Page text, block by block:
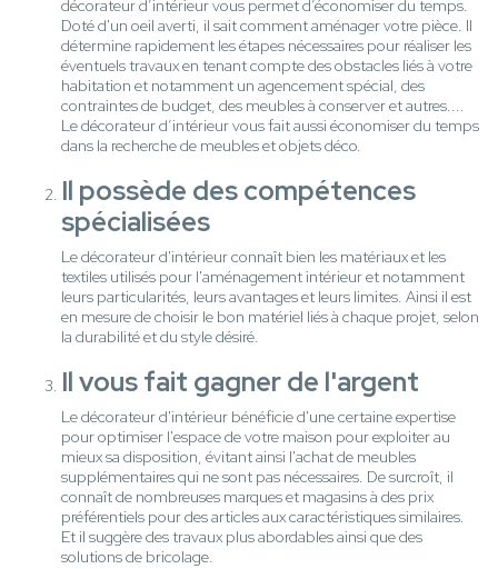
décorateur d’intérieur vous permet d’économiser du temps.
Doté d'un oeil averti, il sait comment aménager votre pièce. Il
détermine rapidement les étapes nécessaires pour réaliser les
éventuels travaux en tenant compte des obstacles liés à votre
habitation et notamment un agencement spécial, des
contraintes de budget, des meubles à conserver et autres....
Le décorateur d’intérieur vous fait aussi économiser du temps
dans la recherche de meubles et objets déco.
Il possède des compétences
spécialisées
Le décorateur d'intérieur connaît bien les matériaux et les
textiles utilisés pour l'aménagement intérieur et notamment
leurs particularités, leurs avantages et leurs limites. Ainsi il est
en mesure de choisir le bon matériel liés à chaque projet, selon
la durabilité et du style désiré.
Il vous fait gagner de l'argent
Le décorateur d'intérieur bénéficie d'une certaine expertise
pour optimiser l'espace de votre maison pour exploiter au
mieux sa disposition, évitant ainsi l'achat de meubles
supplémentaires qui ne sont pas nécessaires. De surcroît, il
connaît de nombreuses marques et magasins à des prix
préférentiels pour des articles aux caractéristiques similaires.
Et il suggère des travaux plus abordables ainsi que des
solutions de bricolage.